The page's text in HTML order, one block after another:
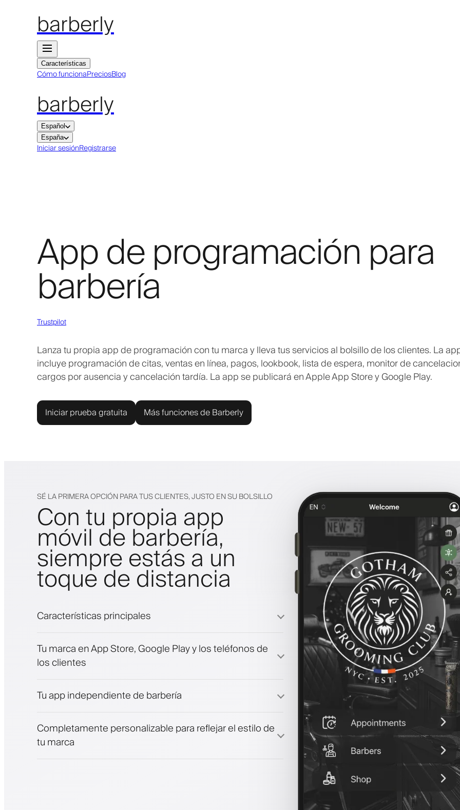
barberly
Características
Cómo funcionaPreciosBlog
barberly
Español
España
Iniciar sesiónRegistrarse
App de programación para
barbería
Trustpilot
Lanza tu propia app de programación con tu marca y lleva tus servicios al bolsillo de los clientes. La
incluye programación de citas, ventas en línea, pagos, lookbook, lista de espera, monitor de
cargos por ausencia y cancelación tardía. La app se publicará en Apple App Store y Google Play.
Iniciar prueba gratuita Más funciones de Barberly
SÉ LA PRIMERA OPCIÓN PARA TUS CLIENTES, JUSTO EN SU BOLSILLO
Con tu propia app
móvil de barbería,
siempre estás a un
toque de distancia
Características principales
Pagos, depósito de seguridad
Vende productos de belleza
Tu marca en App Store, Google Play y los teléfonos de
los clientes
Tu app independiente de barbería
Completamente personalizable para reflejar el estilo de
tu marca